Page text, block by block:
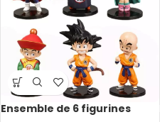
Ensemble de 6 figurines